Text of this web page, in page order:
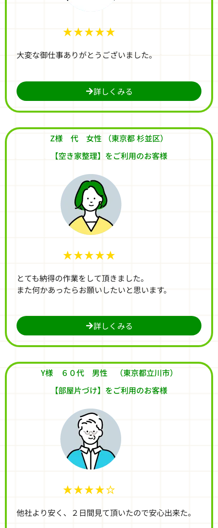
★★★★★
大変な御仕事ありがとうございました。
詳しくみる
Z様 代 女性 （東京都 杉並区）
【空き家整理】をご利用のお客様
★★★★★
とても納得の作業をして頂きました。
また何かあったらお願いしたいと思います。
詳しくみる
Y様 ６０代 男性 （東京都立川市）
【部屋片づけ】をご利用のお客様
★★★★☆
他社より安く、２日間見て頂いたので安心出来た。